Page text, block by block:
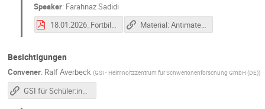
Speaker: Farahnaz Sadidi
18.01.2026_FortbildungNTW-kritisches Denken-Teilchenphysik.pdf
Material: Antimateriekurs
Besichtigungen
Convener: Ralf Averbeck (GSI - Helmholtzzentrum fur Schwerionenforschung GmbH (DE))
GSI für Schüler:innen